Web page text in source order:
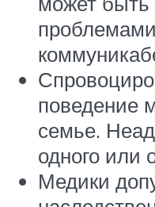
проблемами
поведение
семье.
одного или
Медики